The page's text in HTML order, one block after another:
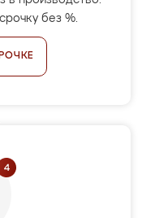
без %.